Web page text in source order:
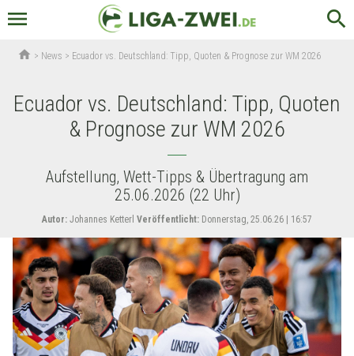
menu search
home > News > Ecuador vs. Deutschland: Tipp, Quoten & Prognose zur WM 2026
Ecuador vs. Deutschland: Tipp, Quoten
& Prognose zur WM 2026
Aufstellung, Wett-Tipps & Übertragung am
25.06.2026 (22 Uhr)
Autor: Johannes Ketterl Veröffentlicht: Donnerstag, 25.06.26 | 16:57